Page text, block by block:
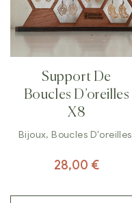
Support De
Boucles D’oreilles
X8
Bijoux,Boucles D'oreilles
28,00 €